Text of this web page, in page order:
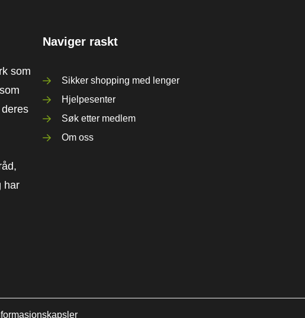
som
har
Naviger raskt
Sikker shopping med lenger
Hjelpesenter
Søk etter medlem
Om oss